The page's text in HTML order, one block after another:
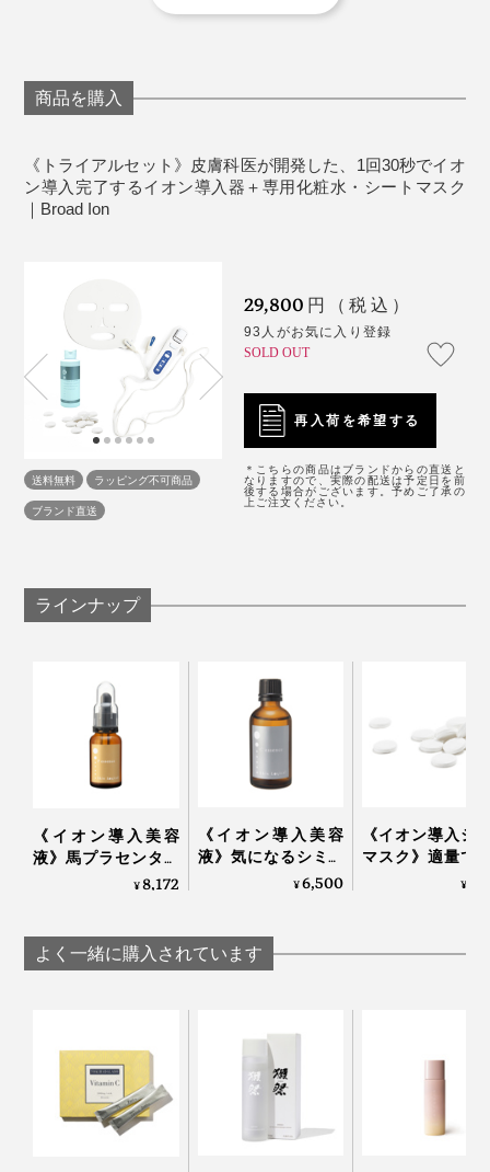
Q.イオン導入が使えない人、または使えない部分はあり
A. 妊娠中の方、心臓ペースメーカーを使用している方、
一部の美容外科施術をされている方（異物が肌内に存在
している場合）はご使用いただけません。傷、湿疹、腫
はご使用いただけません。
とも、安心して使い続けられるポイントです。
消費電量：約25mA
1年間のメーカー保証付き
商品を購入
《トライアルセット》皮膚科医が開発した、1回30秒でイオ
ン導入完了するイオン導入器＋専用化粧水・シートマスク
｜Broad Ion
送料無料
ラッピング不可商品
ブランド直送
29,800 円（税込）
93人がお気に入り登録
SOLD OUT
再入荷を希望する
＊こちらの商品はブランドからの直送と
なりますので、実際の配送は予定日を前
後する場合がございます。予めご了承の
上ご注文ください。
ラインナップ
《イオン導入美容
液》馬プラセンタを
配合したハリツヤ集
¥8,172
《イオン導入美容
液》気になるシミや
くすみに、9％の高
ンス 55ml
¥6,500
《イオン導入シ
マスク》適量で
かり潤う｜コイ
¥
よく一緒に購入されています